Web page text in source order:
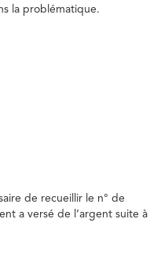
la problématique.
de recueillir le n° de
a versé de l’argent suite à